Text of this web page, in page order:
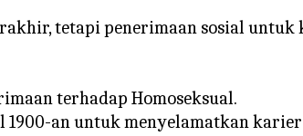
tetapi penerimaan sosial
terhadap Homoseksual.
1900-an untuk menyelamatkan